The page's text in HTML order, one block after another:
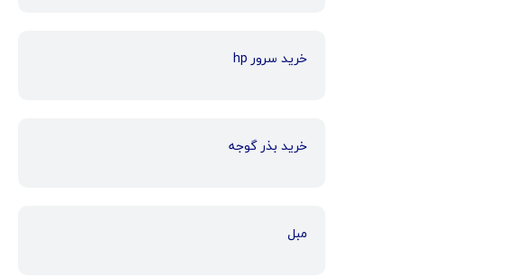
خرید سرور hp
خرید بذر گوجه
مبل